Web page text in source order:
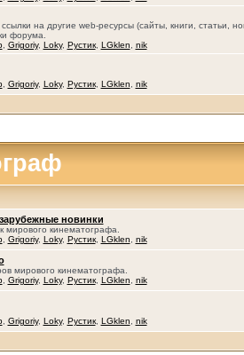
на другие web-ресурсы (сайты, книги, статьи,
форума.
, Grigoriy, Loky, Рустик, LGklen nik
, Grigoriy, Loky, Рустик, LGklen nik
новинки
мирового кинематографа.
, Grigoriy, Loky, Рустик, LGklen nik
мирового кинематографа.
, Grigoriy, Loky, Рустик, LGklen nik
, Grigoriy, Loky, Рустик, LGklen nik